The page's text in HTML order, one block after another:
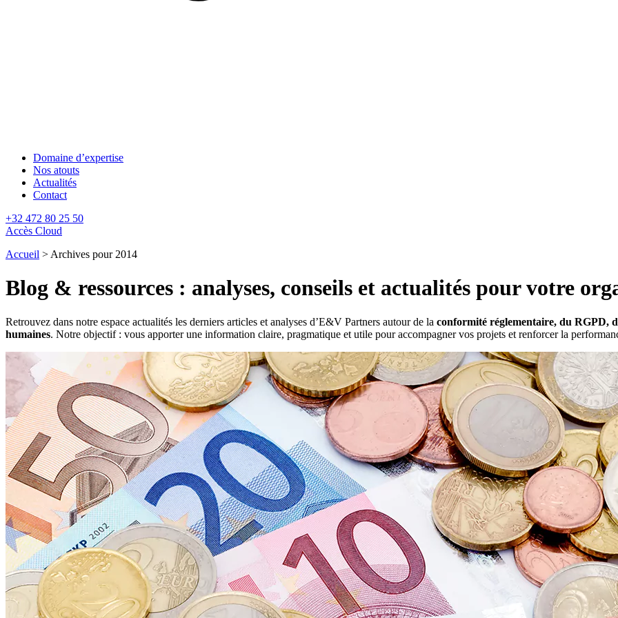
Domaine d’expertise
Nos atouts
Actualités
Contact
+32 472 80 25 50
Accès Cloud
Accueil > Archives pour 2014
Blog & ressources : analyses, conseils et actualités pour votre
Retrouvez dans notre espace actualités les derniers articles et analyses d’E&V Partners autour de la conformité réglementaire, du RGPD,
humaines. Notre objectif : vous apporter une information claire, pragmatique et utile pour accompagner vos projets et renforcer la